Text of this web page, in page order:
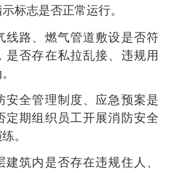
标志是否正常运行。
线路、燃气管道敷设是否符
是否存在私拉乱接、违规用
安全管理制度、应急预案是
定期组织员工开展消防安全
。
建筑内是否存在违规住人、